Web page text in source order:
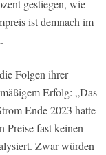
gestiegen, wie
ist demnach im
Folgen ihrer
Erfolg: „Das
Ende 2023 hatte
Preise fast keinen
Zwar würden